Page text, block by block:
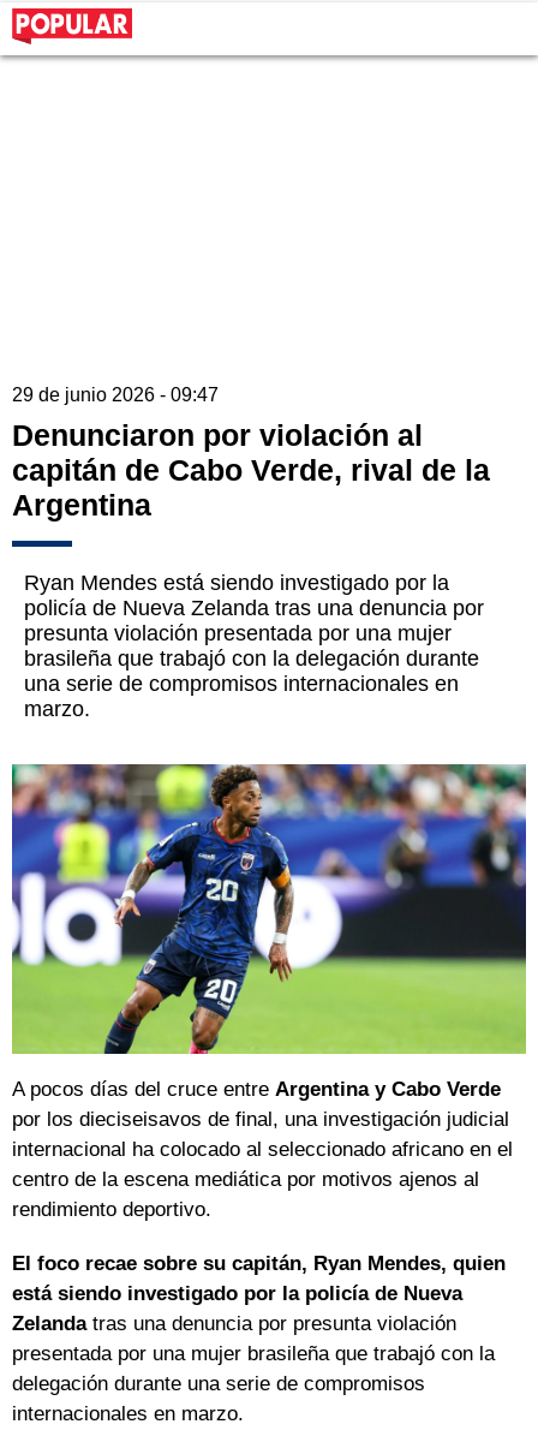
29 de junio 2026 - 09:47
Denunciaron por violación al
capitán de Cabo Verde, rival de la
Argentina
Ryan Mendes está siendo investigado por la
policía de Nueva Zelanda tras una denuncia por
presunta violación presentada por una mujer
brasileña que trabajó con la delegación durante
una serie de compromisos internacionales en
marzo.
A pocos días del cruce entre Argentina y Cabo Verde
por los dieciseisavos de final, una investigación judicial
internacional ha colocado al seleccionado africano en el
centro de la escena mediática por motivos ajenos al
rendimiento deportivo.
El foco recae sobre su capitán, Ryan Mendes, quien
está siendo investigado por la policía de Nueva
Zelandatras una denuncia por presunta violación
presentada por una mujer brasileña que trabajó con la
delegación durante una serie de compromisos
internacionales en marzo.